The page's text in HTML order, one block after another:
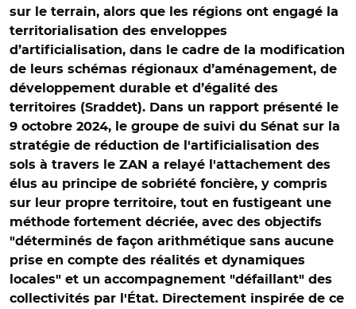
sur le terrain, alors que les régions ont engagé la
territorialisation des enveloppes
d’artificialisation, dans le cadre de la modification
de leurs schémas régionaux d’aménagement, de
développement durable et d’égalité des
territoires (Sraddet). Dans un rapport présenté le
9 octobre 2024, le groupe de suivi du Sénat sur la
stratégie de réduction de l'artificialisation des
sols à travers le ZAN a relayé l'attachement des
élus au principe de sobriété foncière, y compris
sur leur propre territoire, tout en fustigeant une
méthode fortement décriée, avec des objectifs
"déterminés de façon arithmétique sans aucune
prise en compte des réalités et dynamiques
locales" et un accompagnement "défaillant" des
collectivités par l'État. Directement inspirée de ce